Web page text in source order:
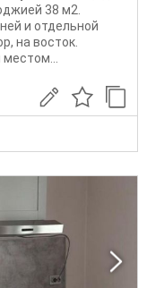
38 м2.
и отдельной
на восток.